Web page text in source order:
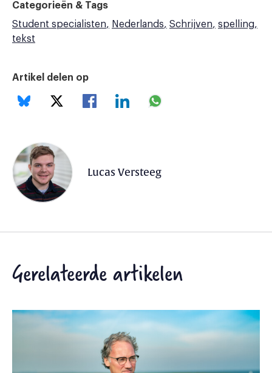
Categorieën & Tags
Student specialisten
Nederlands Schrijven
spelling
tekst
Artikel delen op
Lucas Versteeg
Gerelateerde artikelen